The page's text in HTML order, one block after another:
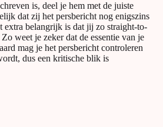
is, deel je hem met de juiste
dat zij het persbericht nog enigszins
extra belangrijk is dat jij zo straight-to-
weet je zeker dat de essentie van je
mag je het persbericht controleren
dus een kritische blik is